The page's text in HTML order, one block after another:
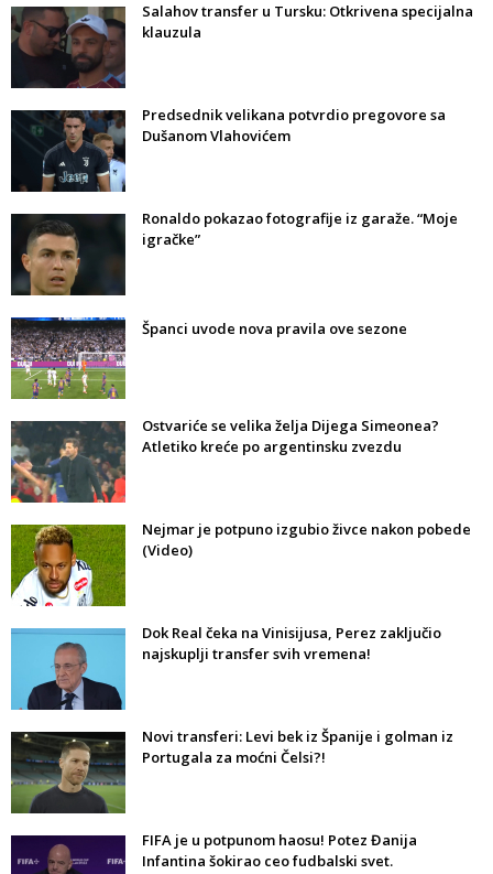
Salahov transfer u Tursku: Otkrivena specijalna
klauzula
Predsednik velikana potvrdio pregovore sa
Dušanom Vlahovićem
Ronaldo pokazao fotografije iz garaže. “Moje
igračke”
Španci uvode nova pravila ove sezone
Ostvariće se velika želja Dijega Simeonea?
Atletiko kreće po argentinsku zvezdu
Nejmar je potpuno izgubio živce nakon pobede
(Video)
Dok Real čeka na Vinisijusa, Perez zaključio
najskuplji transfer svih vremena!
Novi transferi: Levi bek iz Španije i golman iz
Portugala za moćni Čelsi?!
FIFA je u potpunom haosu! Potez Đanija
Infantina šokirao ceo fudbalski svet.